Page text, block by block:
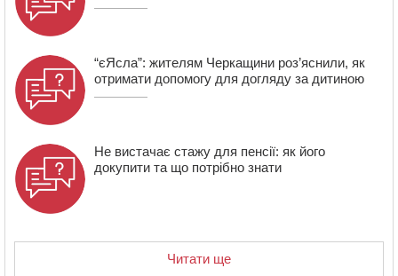
“єЯсла”: жителям Черкащини роз’яснили, як
отримати допомогу для догляду за дитиною
Не вистачає стажу для пенсії: як його
докупити та що потрібно знати
Читати ще